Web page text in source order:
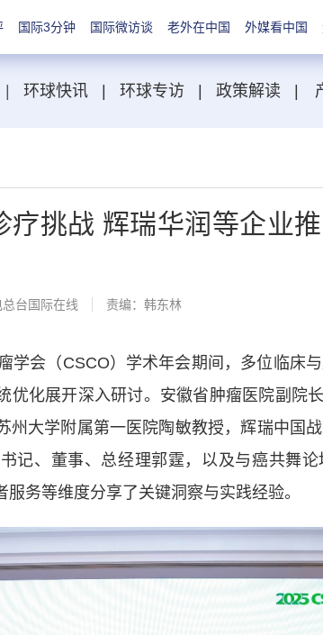
国际3分钟 国际微访谈 老外在中国 外媒看中国
环球快讯 环球专访 政策解读
疗挑战 辉瑞华润等企业
台国际在线 责编：韩东林
会（CSCO）学术年会期间，多位临床
优化展开深入研讨。安徽省肿瘤医院副院
州大学附属第一医院陶敏教授，辉瑞中国
记、董事、总经理郭霆，以及与癌共舞
务等维度分享了关键洞察与实践经验。